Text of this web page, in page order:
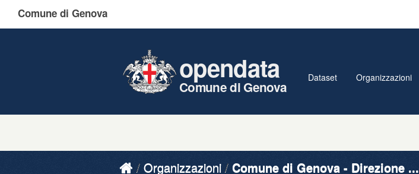
Comune di Genova
opendata
Comune di Genova
Dataset Organizzazioni
Organizzazioni Comune di Genova - Direzione ...